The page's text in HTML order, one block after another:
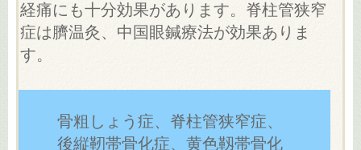
経痛にも十分効果があります。脊柱管狭窄
症は臍温灸、中国眼鍼療法が効果ありま
す。
骨粗しょう症、脊柱管狭窄症、
後縦靭帯骨化症、黄色靱帯骨化